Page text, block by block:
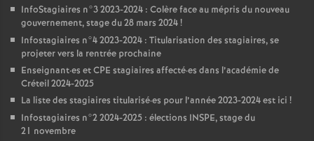
InfoStagiaires n°3 2023-2024 : Colère face au mépris du nouveau
gouvernement, stage du 28 mars 2024!
Infostagiaires n°4 2023-2024 : Titularisation des stagiaires, se
projeter vers la rentrée prochaine
Enseignant·es etCPE stagiaires affecté·es dans l’académie de
Créteil 2024-2025
La liste des stagiaires titularisé·es pour l’année 2023-2024 est ici !
Infostagiaires n°2 2024-2025 : élections INSPE, stage du
21 novembre